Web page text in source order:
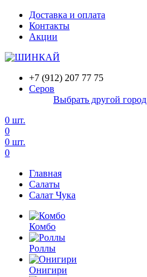
Доставка и оплата
Контакты
Акции
+7 (912) 207 77 75
Серов
Выбрать другой город
0 шт.
0
0 шт.
0
Главная
Салаты
Салат Чука
Комбо
Роллы
Онигири